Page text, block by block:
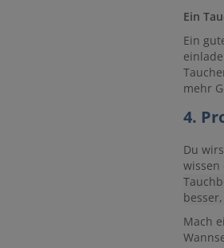
Ein
Ein
mehr
4.
Du
wissen
Mach